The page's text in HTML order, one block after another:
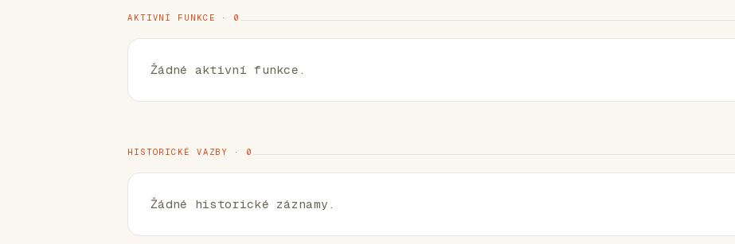
AKTIVNÍ FUNKCE · 0
Žádné aktivní funkce.
HISTORICKÉ VAZBY · 0
Žádné historické záznamy.